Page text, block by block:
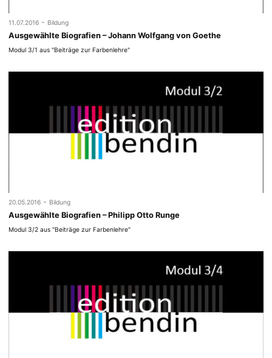
11.07.2016 - Bildung
Ausgewählte Biografien – Johann Wolfgang von Goethe
Modul 3/1 aus "Beiträge zur Farbenlehre"
20.05.2016 - Bildung
Ausgewählte Biografien – Philipp Otto Runge
Modul 3/2 aus "Beiträge zur Farbenlehre"